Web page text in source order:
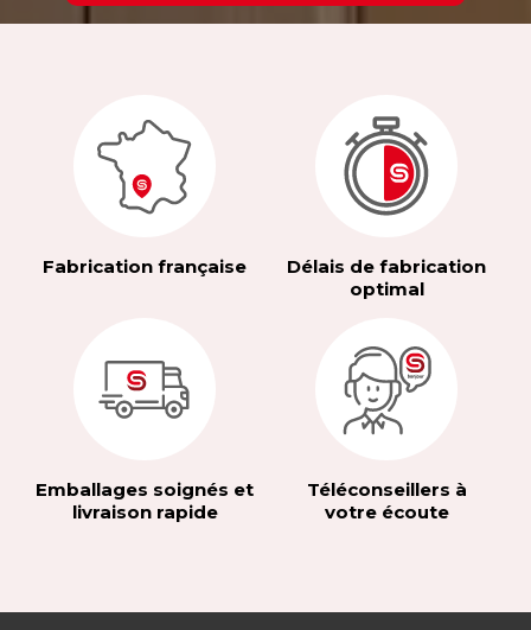
Fabrication française
Délais de fabrication
optimal
Emballages soignés et
livraison rapide
Téléconseillers à
votre écoute